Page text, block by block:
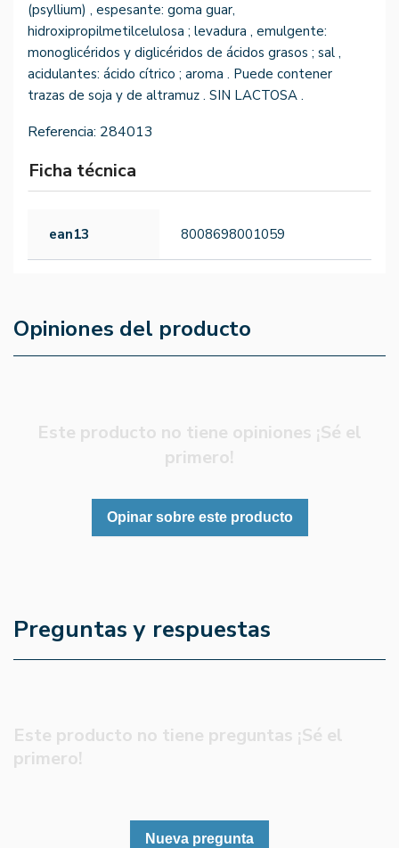
(psyllium) , espesante: goma guar,
hidroxipropilmetilcelulosa ; levadura , emulgente:
monoglicéridos y diglicéridos de ácidos grasos ; sal ,
acidulantes: ácido cítrico ; aroma . Puede contener
trazas de soja y de altramuz . SIN LACTOSA .
Referencia: 284013
Ficha técnica
ean13 8008698001059
Opiniones del producto
Este producto no tiene opiniones ¡Sé el
primero!
Opinar sobre este producto
Preguntas y respuestas
Este producto no tiene preguntas ¡Sé el
primero!
Nueva pregunta